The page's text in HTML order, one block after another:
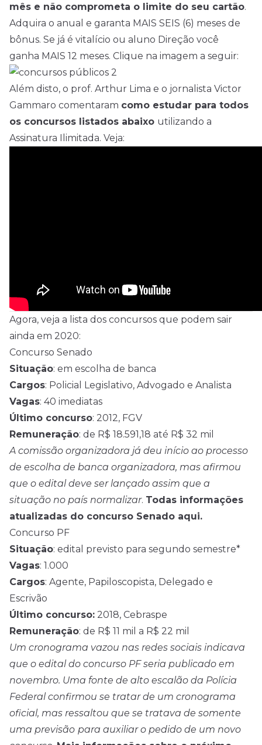
mês e não comprometa o limite do seu cartão.
Adquira o anual e garanta MAIS SEIS (6) meses de
bônus. Se já é vitalício ou aluno Direção você
ganha MAIS 12 meses. Clique na imagem a seguir:
Além disto, o prof. Arthur Lima e o jornalista Victor
Gammaro comentaram como estudar para todos
os concursos listados abaixo utilizando a
Assinatura Ilimitada. Veja:
Agora, veja a lista dos concursos que podem sair
ainda em 2020:
Concurso Senado
Situação: em escolha de banca
Cargos: Policial Legislativo, Advogado e Analista
Vagas: 40 imediatas
Último concurso: 2012, FGV
Remuneração: de R$ 18.591,18 até R$ 32 mil
A comissão organizadora já deu início ao processo
de escolha de banca organizadora, mas afirmou
que o edital deve ser lançado assim que a
situação no país normalizar. Todas informações
atualizadas do concurso Senado aqui.
Concurso PF
Situação: edital previsto para segundo semestre*
Vagas: 1.000
Cargos: Agente, Papiloscopista, Delegado e
Escrivão
Último concurso: 2018, Cebraspe
Remuneração: de R$ 11 mil a R$ 22 mil
Um cronograma vazou nas redes sociais indicava
que o edital do concurso PF seria publicado em
novembro. Uma fonte de alto escalão da Polícia
Federal confirmou se tratar de um cronograma
oficial, mas ressaltou que se tratava de somente
uma previsão para auxiliar o pedido de um novo